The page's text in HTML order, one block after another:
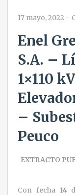
17 mayo, 2022 -
Enel
S.A. –
1×110
–
Peuco
EXTRACTO
Con fecha 14